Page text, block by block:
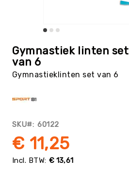
Badminton
Basketbal
Boksen
Pool
Cornhole
naar
het
van
Gymnastiek linten set
van 6
Gymnastieklinten set van 6
SKU 60122
€ 13,61
€ 11,25